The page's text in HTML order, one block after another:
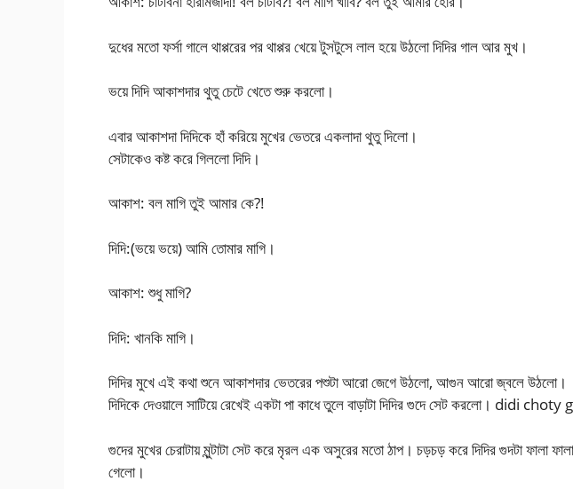
দুধের মতো ফর্সা গালে থাপ্পরের পর থাপ্পর খেয়ে টুসটুসে লাল হয়ে উঠলো দিদির গাল আর মুখ।
ভয়ে দিদি আকাশদার থুতু চেটে খেতে শুরু করলো।
এবার আকাশদা দিদিকে হাঁ করিয়ে মুখের ভেতরে একলাদা থুতু দিলো।
সেটাকেও কষ্ট করে গিললো দিদি।
আকাশ: বল মাগি তুই আমার কে?!
দিদি:(ভয়ে ভয়ে) আমি তোমার মাগি।
আকাশ: শুধু মাগি?
দিদি: খানকি মাগি।
দিদির মুখে এই কথা শুনে আকাশদার ভেতরের পশুটা আরো জেগে উঠলো, আগুন আরো জ্বলে উঠলো।
দিদিকে দেওয়ালে সাটিয়ে রেখেই একটা পা কাধে তুলে বাড়াটা দিদির গুদে সেট করলো। didi
গুদের মুখের চেরাটায় মুন্টাটা সেট করে মৃরল এক অসুরের মতো ঠাপ। চড়চড় করে দিদির গুদটা ফালা
গেলো।